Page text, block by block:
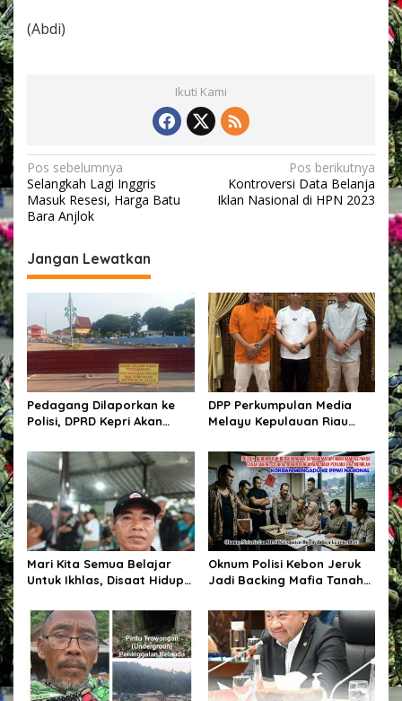
.
(Abdi)
Ikuti Kami
N
a
v
i
g
a
s
i
p
o
s
Pos sebelumnya
Selangkah Lagi Inggris
Masuk Resesi, Harga Batu
Bara Anjlok
Pos berikutnya
Kontroversi Data Belanja
Iklan Nasional di HPN 2023
Jangan Lewatkan
Pedagang Dilaporkan ke
Polisi, DPRD Kepri Akan
Momentum Mencari
Kepastian Hukum dan
Solusi Berkeadilan
DPP Perkumpulan Media
Melayu Kepulauan Riau
Usung Semangat Anak
Tempatan Mengawal
Pembangunan Daerah
Mari Kita Semua Belajar
Untuk Ikhlas, Disaat Hidup
Harapan Dan Doa Didalam
Hati
Oknum Polisi Kebon Jeruk
Jadi Backing Mafia Tanah
Ambar Witjaksono
Sutarman